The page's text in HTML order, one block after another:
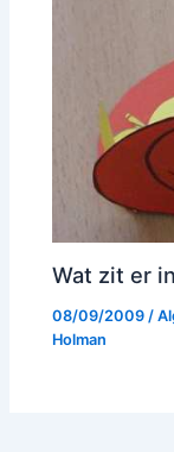
Wat zit er
08/09/2009/
Holman